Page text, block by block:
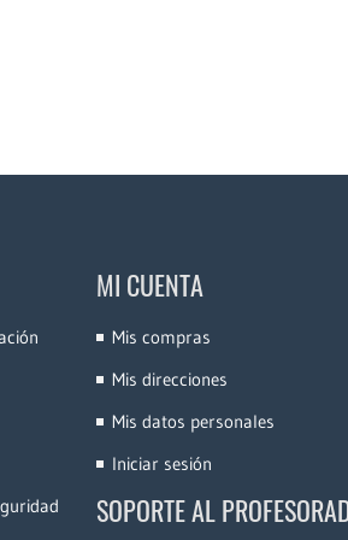
MI CUENTA
Mis compras
Mis direcciones
Mis datos personales
Iniciar sesión
SOPORTE AL